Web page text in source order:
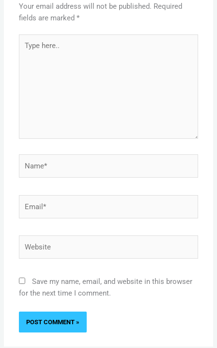
Your email address will not be published. Required
fields are marked*
here..
Save my name, email, and website in this browser
for the next time I comment.